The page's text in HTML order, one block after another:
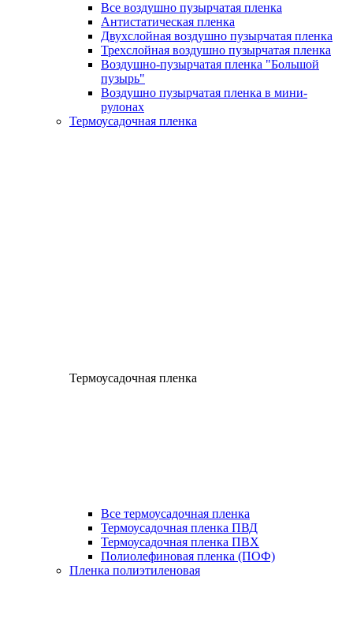
Все воздушно пузырчатая пленка
Антистатическая пленка
Двухслойная воздушно пузырчатая пленка
Трехслойная воздушно пузырчатая пленка
Воздушно-пузырчатая пленка "Большой
пузырь"
Воздушно пузырчатая пленка в мини-
рулонах
Термоусадочная пленка
Термоусадочная пленка
Все термоусадочная пленка
Термоусадочная пленка ПВД
Термоусадочная пленка ПВХ
Полиолефиновая пленка (ПОФ)
Пленка полиэтиленовая